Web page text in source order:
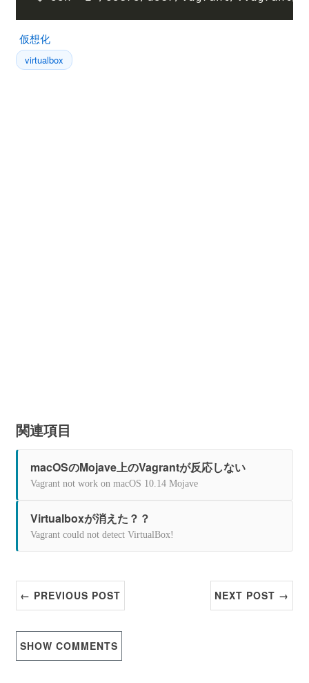
仮想化
virtualbox
関連項目
macOSのMojave上のVagrantが反応しない
Vagrant not work on macOS 10.14 Mojave
Virtualboxが消えた？？
Vagrant could not detect VirtualBox!
← PREVIOUS POST NEXT POST →
SHOWCOMMENTS